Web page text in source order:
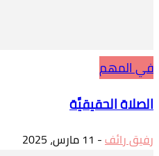
في المهم
الصلاة الحقيقيَّة
رفيق رائف- 11 مارس، 2025